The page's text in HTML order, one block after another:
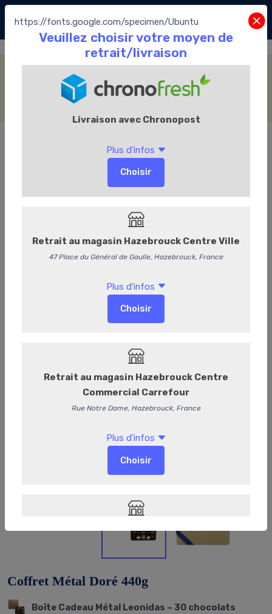
https://fonts.google.com/specimen/Ubuntu
La Boutique
Coffret Métal Doré 440g
Boîte Cadeau Métal Leonidas – 30 chocolats